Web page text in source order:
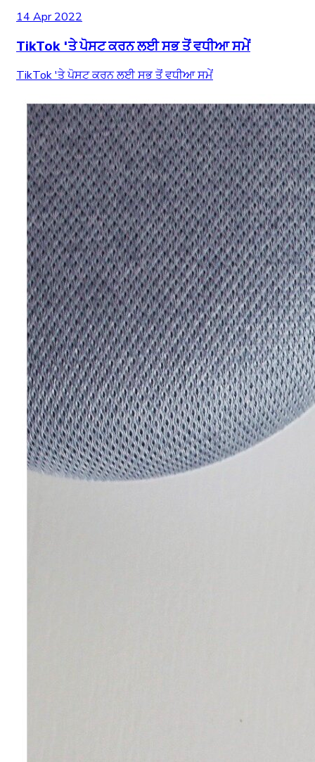
14 Apr 2022
TikTok 'ਤੇ ਪੋਸਟ ਕਰਨ ਲਈ ਸਭ ਤੋਂ ਵਧੀਆ ਸਮੇਂ
TikTok 'ਤੇ ਪੋਸਟ ਕਰਨ ਲਈ ਸਭ ਤੋਂ ਵਧੀਆ ਸਮੇਂ